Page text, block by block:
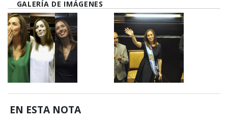
GALERÍA DE IMÁGENES
EN ESTA NOTA